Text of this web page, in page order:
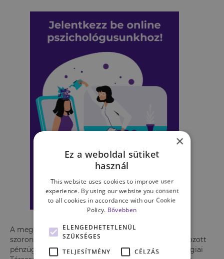
A megélhetési költségek válsága miatt a pénzügyi
szorongás gyakoribbá vált, mivel az emberekre fokozott
pénzügyi nyomás nehezedik. Az Amerikai Pszichológiai
×
Ez a weboldal sütiket
használ
This website uses cookies to improve user
experience. By using our website you consent
to all cookies in accordance with our Cookie
Policy. Bővebben
ELENGEDHETETLENÜL
SZÜKSÉGES
TELJESÍTMÉNY
CÉLZÁS